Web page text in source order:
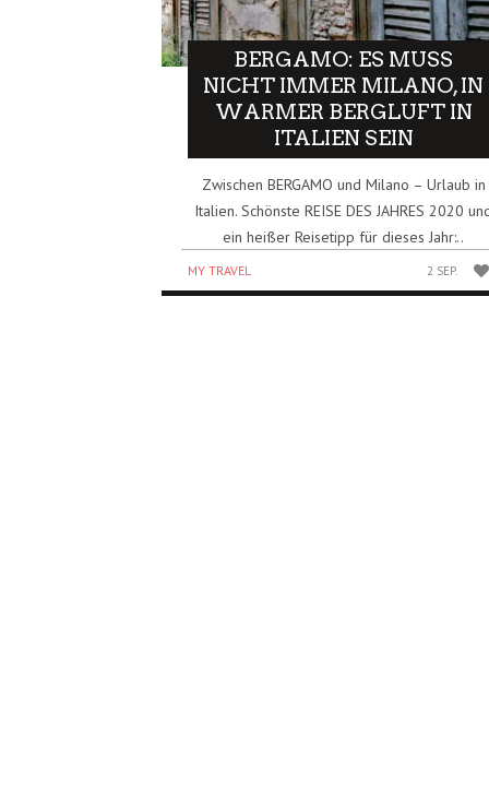
BERGAMO: ES MUSS
NICHT IMMER MILANO, IN
WARMER BERGLUFT IN
ITALIEN SEIN
Zwischen BERGAMO und Milano – Urlaub in
Italien. Schönste REISE DES JAHRES 2020
ein heißer Reisetipp für dieses Jahr:..
MY TRAVEL 2 SEP.